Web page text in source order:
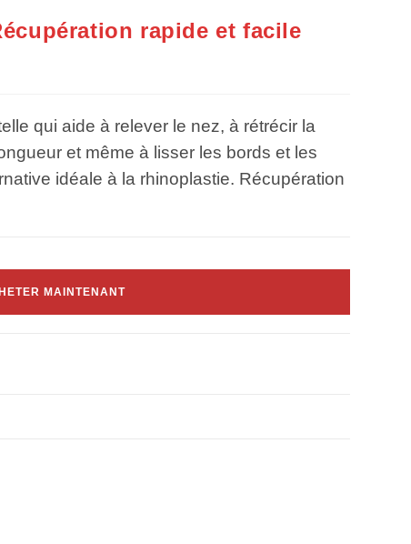
rapide et facile
qui aide à relever le nez, à rétrécir la
et même à lisser les bords et les
idéale à la rhinoplastie. Récupération
MAINTENANT